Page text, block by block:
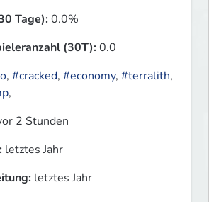
Tage):0.0%
(30T):0.0
, #cracked, #economy, #terralith,
,
2 Stunden
letztes Jahr
letztes Jahr